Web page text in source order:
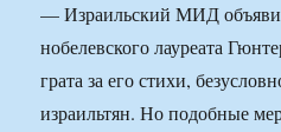
— Израильский МИД
нобелевского лауреата
грата за его стихи,
израильтян. Но подобные